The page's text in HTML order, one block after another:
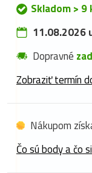
Skladom > 9
11.08.2026
Dopravné
Zobraziť termín
Nákupom
Čo sú body a čo